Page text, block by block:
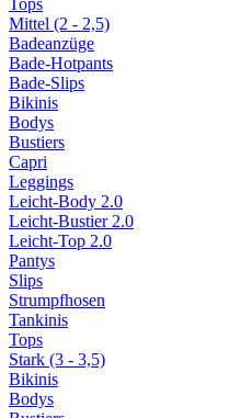
Mittel (2 - 2,5)
Badeanzüge
Bade-Hotpants
Bade-Slips
Bikinis
Bodys
Bustiers
Capri
Leggings
Leicht-Body 2.0
Leicht-Bustier 2.0
Leicht-Top 2.0
Pantys
Slips
Strumpfhosen
Tankinis
Tops
Stark (3 - 3,5)
Bikinis
Bodys